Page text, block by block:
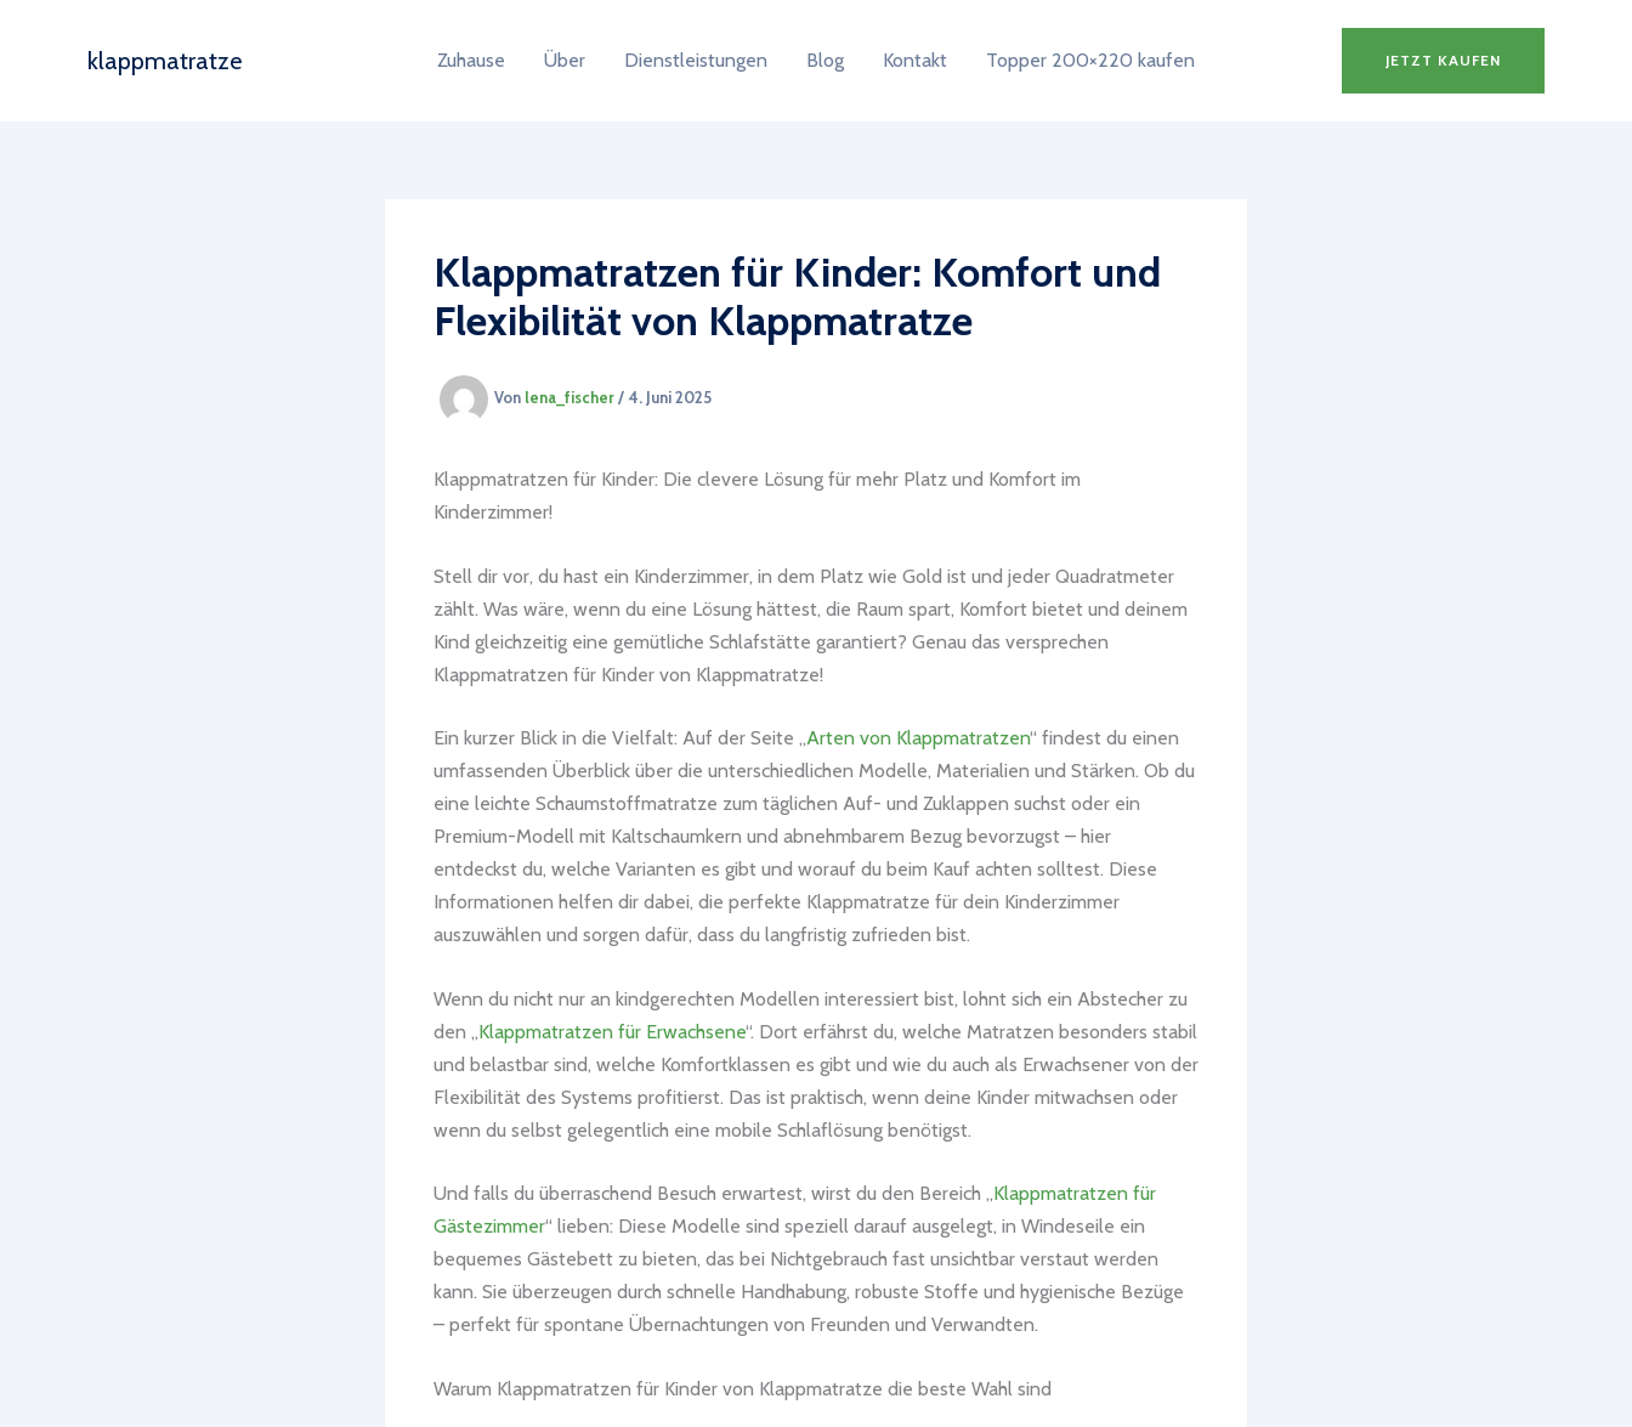
klappmatratze Zuhause Über Dienstleistungen Blog Kontakt Topper 200×220 kaufen JETZT KAUFEN
Klappmatratzen für Kinder: Komfort und
Flexibilität von Klappmatratze
Von lena_fischer/ 4. Juni 2025
Klappmatratzen für Kinder: Die clevere Lösung für mehr Platz und Komfort im
Kinderzimmer!
Stell dir vor, du hast ein Kinderzimmer, in dem Platz wie Gold ist und jeder Quadratmeter
zählt. Was wäre, wenn du eine Lösung hättest, die Raum spart, Komfort bietet und deinem
Kind gleichzeitig eine gemütliche Schlafstätte garantiert? Genau das versprechen
Klappmatratzen für Kinder von Klappmatratze!
Ein kurzer Blick in die Vielfalt: Auf der Seite „Arten von Klappmatratzen“ findest du einen
umfassenden Überblick über die unterschiedlichen Modelle, Materialien und Stärken. Ob du
eine leichte Schaumstoffmatratze zum täglichen Auf- und Zuklappen suchst oder ein
Premium-Modell mit Kaltschaumkern und abnehmbarem Bezug bevorzugst – hier
entdeckst du, welche Varianten es gibt und worauf du beim Kauf achten solltest. Diese
Informationen helfen dir dabei, die perfekte Klappmatratze für dein Kinderzimmer
auszuwählen und sorgen dafür, dass du langfristig zufrieden bist.
Wenn du nicht nur an kindgerechten Modellen interessiert bist, lohnt sich ein Abstecher zu
den „Klappmatratzen für Erwachsene“. Dort erfährst du, welche Matratzen besonders stabil
und belastbar sind, welche Komfortklassen es gibt und wie du auch als Erwachsener von der
Flexibilität des Systems profitierst. Das ist praktisch, wenn deine Kinder mitwachsen oder
wenn du selbst gelegentlich eine mobile Schlaflösung benötigst.
Und falls du überraschend Besuch erwartest, wirst du den Bereich „Klappmatratzen für
Gästezimmer“ lieben: Diese Modelle sind speziell darauf ausgelegt, in Windeseile ein
bequemes Gästebett zu bieten, das bei Nichtgebrauch fast unsichtbar verstaut werden
kann. Sie überzeugen durch schnelle Handhabung, robuste Stoffe und hygienische Bezüge
– perfekt für spontane Übernachtungen von Freunden und Verwandten.
Warum Klappmatratzen für Kinder von Klappmatratze die beste Wahl sind